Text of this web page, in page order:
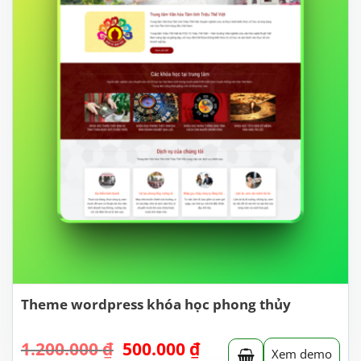
Theme wordpress khóa học phong thủy
1.200.000₫ Giá
500.000 ₫Giá Xem demo